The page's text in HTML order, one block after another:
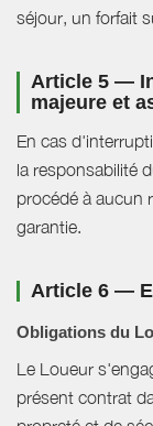
séjour, un forfait
Article 5 —
majeure et
En cas
la responsabilité
procédé à aucun
garantie.
Article 6 —
Obligations du
Le Loueur
présent contrat